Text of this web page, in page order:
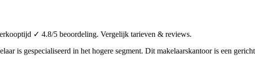
✓ 4.8/5 beoordeling. Vergelijk tarieven & reviews.
is gespecialiseerd in het hogere segment. Dit makelaarskantoor is een